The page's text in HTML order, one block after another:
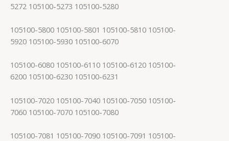
5272 105100-5273 105100-5280
105100-5800 105100-5801 105100-5810 105100-
5920 105100-5930 105100-6070
105100-6080 105100-6110 105100-6120 105100-
6200 105100-6230 105100-6231
105100-7020 105100-7040 105100-7050 105100-
7060 105100-7070 105100-7080
105100-7081 105100-7090 105100-7091 105100-